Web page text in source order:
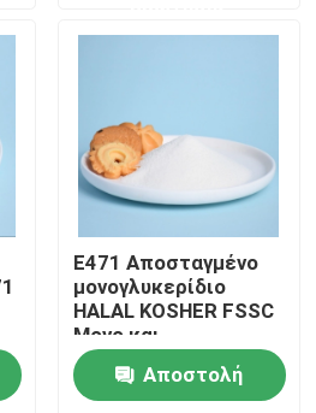
E471 Αποσταγμένο
μονογλυκερίδιο
HALAL KOSHER FSSC
Μονο και
διγλυκερίδια
λιπαρών οξέων
Αποστολή